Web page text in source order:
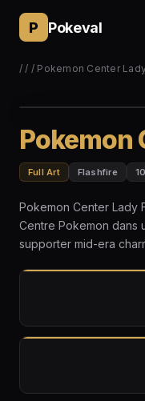
P Pokeval
// / Pokemon Center
Pokemon
Full Art Flashfire
Pokemon Center Lady
Centre Pokemon dans
supporter mid-era